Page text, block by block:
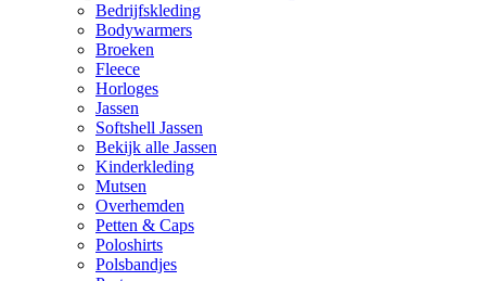
Bedrijfskleding
Bodywarmers
Broeken
Fleece
Horloges
Jassen
Softshell Jassen
Bekijk alle Jassen
Kinderkleding
Mutsen
Overhemden
Petten & Caps
Poloshirts
Polsbandjes